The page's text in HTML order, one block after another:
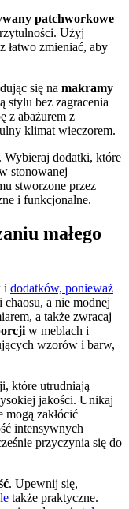
patchworkowe
Użyj
łatwo zmieniać, aby
się na makramy
stylu bez zagracenia
z abażurem z
klimat wieczorem.
Wybieraj dodatki, które
stonowanej
stworzone przez
i funkcjonalne.
małego
i dodatków, ponieważ
chaosu, a nie modnej
a także zwracaj
w meblach i
wzorów i barw,
które utrudniają
jakości. Unikaj
mogą zakłócić
intensywnych
przyczynia się do
. Upewnij się,
także praktyczne.